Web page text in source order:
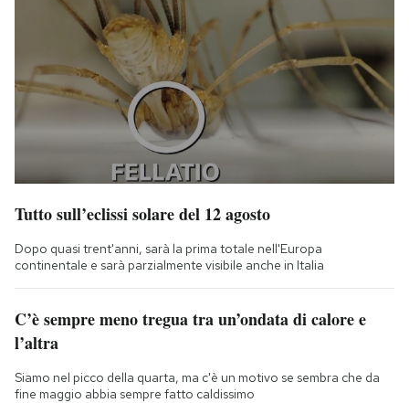
Tutto sull’eclissi solare del 12 agosto
Dopo quasi trent'anni, sarà la prima totale nell'Europa
continentale e sarà parzialmente visibile anche in Italia
C’è sempre meno tregua tra un’ondata di calore e
l’altra
Siamo nel picco della quarta, ma c'è un motivo se sembra che da
fine maggio abbia sempre fatto caldissimo